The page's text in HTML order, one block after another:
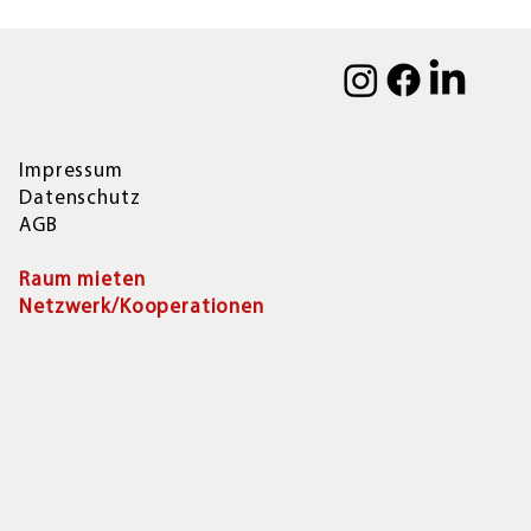
Impressum
Datenschutz
AGB
Raum mieten
Netzwerk/Kooperationen